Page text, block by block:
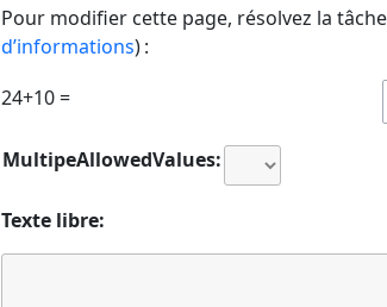
Pour modifier cette page, résolvez la
d’informations) :
24+10 =
MultipeAllowedValues:
Texte libre: